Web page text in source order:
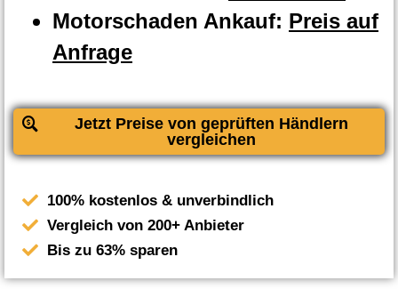
Motorschaden Ankauf: Preis auf
Anfrage
Jetzt Preise von geprüften Händlern
vergleichen
100% kostenlos & unverbindlich
Vergleich von 200+ Anbieter
Bis zu 63% sparen